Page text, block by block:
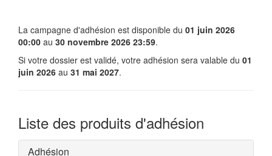
La campagne d'adhésion est disponible du 01 juin 2026
00:00 au 30 novembre 2026 23:59.
Si votre dossier est validé, votre adhésion sera valable du 01
juin 2026 au 31 mai 2027.
Liste des produits d'adhésion
Adhésion